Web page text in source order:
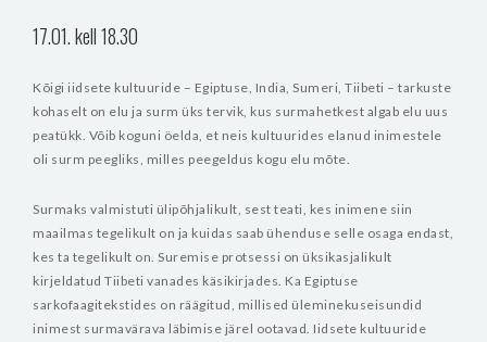
17.01. kell 18.30
Kõigi iidsete kultuuride – Egiptuse, India, Sumeri, Tiibeti – tarkuste
kohaselt on elu ja surm üks tervik, kus surmahetkest algab elu uus
peatükk. Võib koguni öelda, et neis kultuurides elanud inimestele
oli surm peegliks, milles peegeldus kogu elu mõte.
Surmaks valmistuti ülipõhjalikult, sest teati, kes inimene siin
maailmas tegelikult on ja kuidas saab ühenduse selle osaga endast,
kes ta tegelikult on. Suremise protsessi on üksikasjalikult
kirjeldatud Tiibeti vanades käsikirjades. Ka Egiptuse
sarkofaagitekstides on räägitud, millised üleminekuseisundid
inimest surmavärava läbimise järel ootavad. Iidsete kultuuride